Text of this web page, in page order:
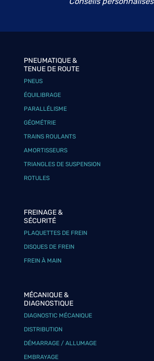
PNEUMATIQUE &
TENUE DE ROUTE
PNEUS
ÉQUILIBRAGE
PARALLÉLISME
GÉOMÉTRIE
TRAINS ROULANTS
AMORTISSEURS
TRIANGLES DE SUSPENSION
ROTULES
FREINAGE &
SÉCURITÉ
PLAQUETTES DE FREIN
DISQUES DE FREIN
FREIN À MAIN
MÉCANIQUE &
DIAGNOSTIQUE
DIAGNOSTIC MÉCANIQUE
DISTRIBUTION
DÉMARRAGE / ALLUMAGE
EMBRAYAGE